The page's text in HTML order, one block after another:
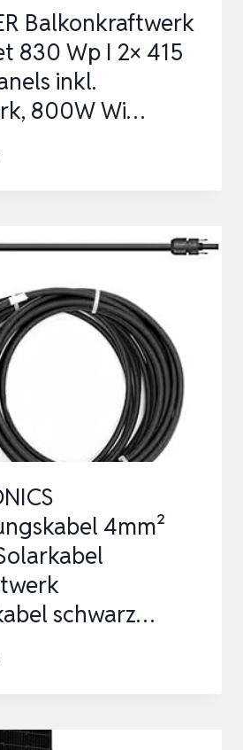
Balkonkraftwerk
830 Wp I 2× 415
inkl.
800W Wi…
4mm²
schwarz…